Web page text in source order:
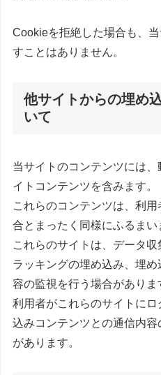
Cookieを拒絶した場合も、
すことはありません。
他サイトからの埋め
いて
当サイトのコンテンツには
イトコンテンツを含みます。
これらのコンテンツは、利
合とまったく同様にふるまい
これらのサイトは、データ
ラッキングの埋め込み、埋
容の監視を行う場合がありま
利用者がこれらのサイトに
込みコンテンツとの通信内
があります。